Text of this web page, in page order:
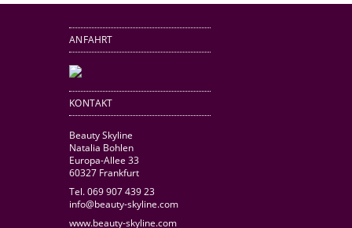
ANFAHRT
KONTAKT
Beauty Skyline
Natalia Bohlen
Europa-Allee 33
60327 Frankfurt
Tel. 069 907 439 23
info@beauty-skyline.com
www.beauty-skyline.com